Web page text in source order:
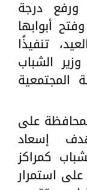
ورفع درجة
أبوابها
تنفيذًا
الشباب
المجتمعية
على
إسعاد
كمراكز
استمرار